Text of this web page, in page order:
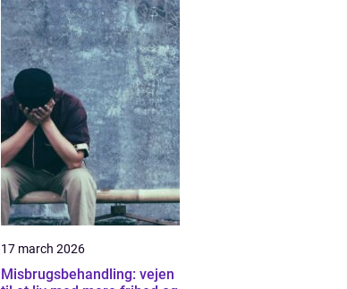
17 march 2026
Misbrugsbehandling: vejen